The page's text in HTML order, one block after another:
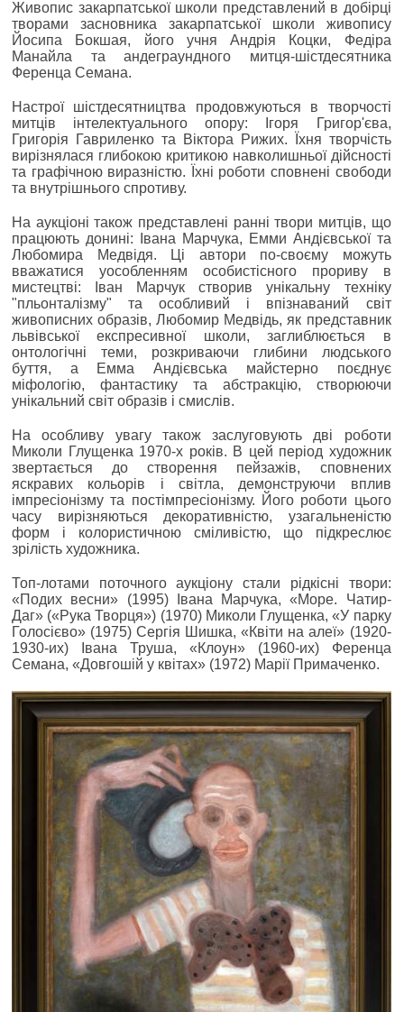
Живопис закарпатської школи представлений в добірці
творами засновника закарпатської школи живопису
Йосипа Бокшая, його учня Андрія Коцки, Федіра
Манайла та андеграундного митця-шістдесятника
Ференца Семана.
Настрої шістдесятництва продовжуються в творчості
митців інтелектуального опору: Ігоря Григор'єва,
Григорія Гавриленко та Віктора Рижих. Їхня творчість
вирізнялася глибокою критикою навколишньої дійсності
та графічною виразністю. Їхні роботи сповнені свободи
та внутрішнього спротиву.
На аукціоні також представлені ранні твори митців, що
працюють донині: Івана Марчука, Емми Андієвської та
Любомира Медвідя. Ці автори по-своєму можуть
вважатися уособленням особистісного прориву в
мистецтві: Іван Марчук створив унікальну техніку
"пльонталізму" та особливий і впізнаваний світ
живописних образів, Любомир Медвідь, як представник
львівської експресивної школи, заглиблюється в
онтологічні теми, розкриваючи глибини людського
буття, а Емма Андієвська майстерно поєднує
міфологію, фантастику та абстракцію, створюючи
унікальний світ образів і смислів.
На особливу увагу також заслуговують дві роботи
Миколи Глущенка 1970-х років. В цей період художник
звертається до створення пейзажів, сповнених
яскравих кольорів і світла, демонструючи вплив
імпресіонізму та постімпресіонізму. Його роботи цього
часу вирізняються декоративністю, узагальненістю
форм і колористичною сміливістю, що підкреслює
зрілість художника.
Топ-лотами поточного аукціону стали рідкісні твори:
«Подих весни» (1995) Івана Марчука, «Море. Чатир-
Даг» («Рука Творця») (1970) Миколи Глущенка, «У парку
Голосієво» (1975) Сергія Шишка, «Квіти на алеї» (1920-
1930-их) Івана Труша, «Клоун» (1960-их) Ференца
Семана, «Довгошій у квітах» (1972) Марії Примаченко.